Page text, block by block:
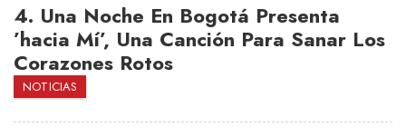
4. Una Noche En Bogotá Presenta
’hacia Mí’, Una Canción Para Sanar Los
Corazones Rotos
NOTICIAS